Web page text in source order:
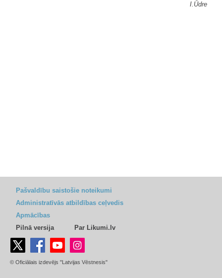
I.Ūdre
Pašvaldību saistošie noteikumi
Administratīvās atbildības ceļvedis
Apmācības
Pilnā versija
Par Likumi.lv
© Oficiālais izdevējs "Latvijas Vēstnesis"